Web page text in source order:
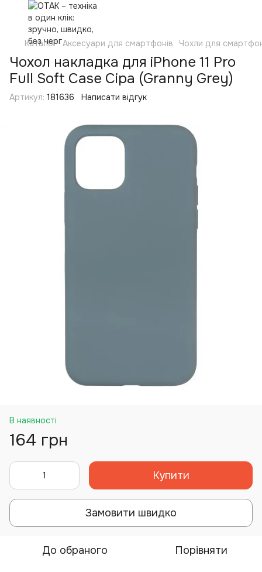
Каталог Аксесуари для смартфонів Чохли для
Чохол накладка для iPhone 11 Pro
Full Soft Case Сіра (Granny Grey)
Артикул: 181636 Написати відгук
В наявності
164 грн
Купити
Замовити швидко
До обраного Порівняти